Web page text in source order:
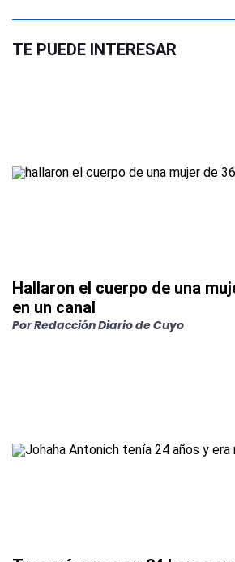
TE PUEDE INTERESAR
Hallaron el cuerpo de una
en un canal
PorRedacción Diario de Cuyo